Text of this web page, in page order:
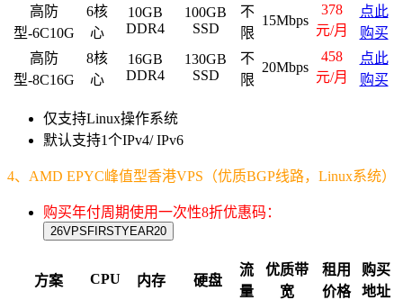
高防
型-6C10G
6核
心
10GB
DDR4
100GB
SSD
不
限
15Mbps
378
元/月
点此
购买
高防
型-8C16G
8核
心
16GB
DDR4
130GB
SSD
不
限
20Mbps
458
元/月
点此
购买
仅支持Linux操作系统
默认支持1个IPv4/ IPv6
4、AMD EPYC峰值型香港VPS（优质BGP线路，Linux系统）
购买年付周期使用一次性8折优惠码：
26VPSFIRSTYEAR20
方案 CPU 内存 硬盘
流
量
优质带
宽
租用
价格
购买
地址